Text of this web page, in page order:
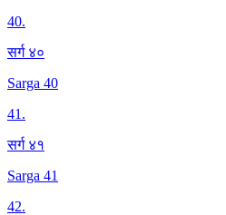
40.
सर्ग ४०
Sarga 40
41.
सर्ग ४१
Sarga 41
42.